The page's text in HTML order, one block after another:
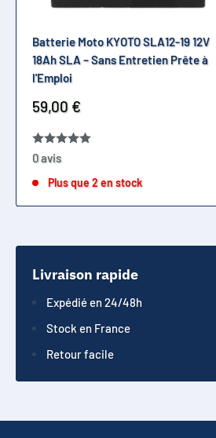
Batterie Moto KYOTO SLA12-19 12V
18Ah SLA – Sans Entretien Prête à
l'Emploi
Prix
réduit
59,00 €
0 avis
Plus que 2 en stock
Livraison rapide
Expédié en 24/48h
Stock en France
Retour facile